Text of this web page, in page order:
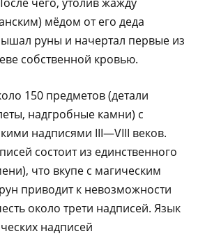
мёдом от его деда
руны и начертал первые из
собственной кровью.
150 предметов (детали
надгробные камни) с
надписями III—VIII веков.
состоит из единственного
что вкупе с магическим
приводит к невозможности
около трети надписей. Язык
надписей